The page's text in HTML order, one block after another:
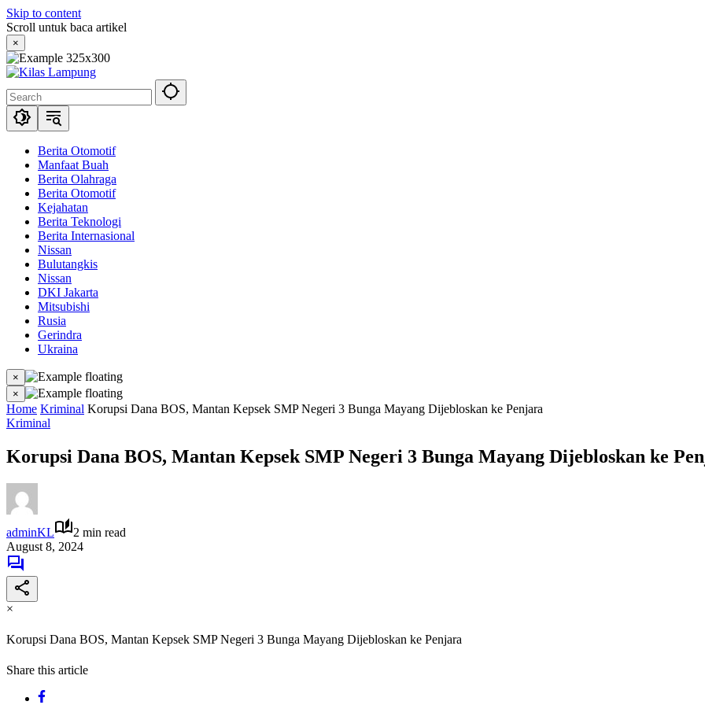
Skip to content
Scroll untuk baca artikel
×
Berita Otomotif
Manfaat Buah
Berita Olahraga
Berita Otomotif
Kejahatan
Berita Teknologi
Berita Internasional
Nissan
Bulutangkis
Nissan
DKI Jakarta
Mitsubishi
Rusia
Gerindra
Ukraina
×
×
Home Kriminal Korupsi Dana BOS, Mantan Kepsek SMP Negeri 3 Bunga Mayang Dijebloskan ke Penjara
Kriminal
Korupsi Dana BOS, Mantan Kepsek SMP Negeri 3 Bunga Mayang Dijebloskan ke
adminKL
2 min read
August 8, 2024
×
Korupsi Dana BOS, Mantan Kepsek SMP Negeri 3 Bunga Mayang Dijebloskan ke Penjara
Share this article